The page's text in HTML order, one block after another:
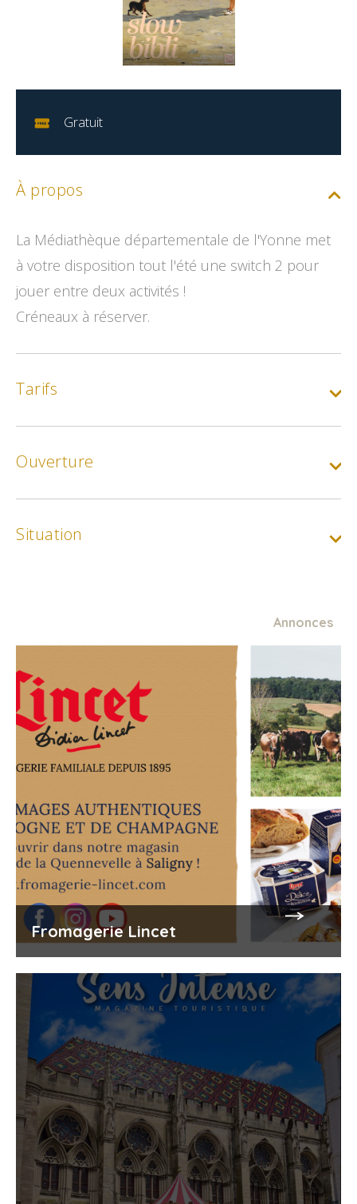
Gratuit
À propos
La Médiathèque départementale de l'Yonne met
à votre disposition tout l'été une switch 2 pour
jouer entre deux activités !
Créneaux à réserver.
Tarifs
Ouverture
Situation
Annonces
Fromagerie Lincet